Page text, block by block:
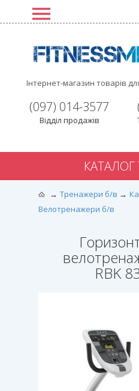
Інтернет-магазин товарів
(097) 014-3577
Відділ продажів
КАТАЛОГ
Тренажери б/в
Велотренажери б/в
RBK